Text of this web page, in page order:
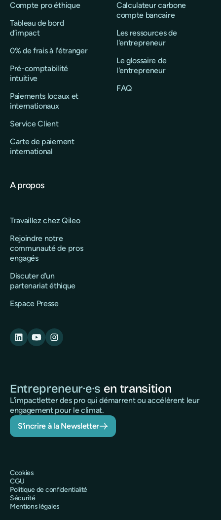
Compte pro éthique
Tableau de bord
d’impact
0% de frais à l'étranger
Pré-comptabilité
intuitive
Paiements locaux et
internationaux
Service Client
Carte de paiement
international
Calculateur carbone
compte bancaire
Les ressources de
l'entrepreneur
Le glossaire de
l'entrepreneur
FAQ
A propos
Travaillez chez Qileo
Rejoindre notre
communauté de pros
engagés
Discuter d'un
partenariat éthique
Espace Presse
Entrepreneur·e·s en transition
L’impactletter des pro qui démarrent ou accélèrent leur
engagement pour le climat.
S’incrire à la Newsletter
Cookies
CGU
Politique de confidentialité
Sécurité
Mentions légales